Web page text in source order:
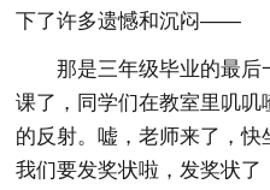
下了许多遗憾和沉闷——
那是三年级毕业的最
课了，同学们在教室里叽
的反射。嘘，老师来了，快
我们要发奖状啦，发奖状